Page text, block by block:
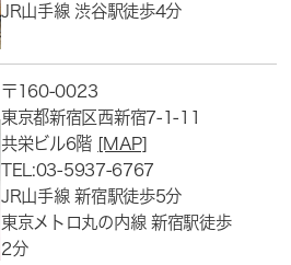
JR山手線 渋谷駅徒歩4分
〒160-0023
東京都新宿区西新宿7-1-11
共栄ビル6階 [MAP]
TEL:03-5937-6767
JR山手線 新宿駅徒歩5分
東京メトロ丸の内線 新宿駅徒歩
2分